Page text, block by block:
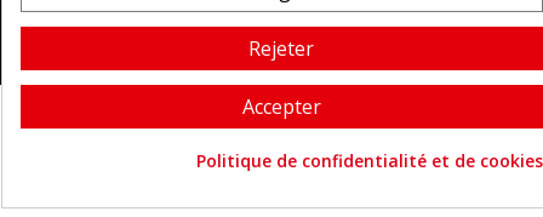
Cuirenstock © 2026 - Une création Quatrys 💙
Rejeter
Accepter
Politique de confidentialité et de cookies